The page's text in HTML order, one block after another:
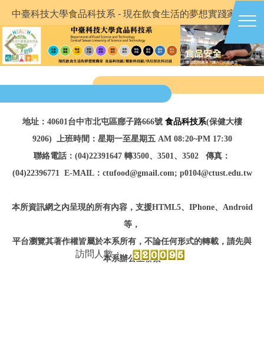
跳
到
主
要
內
中臺科技大學食品科技系 - 現在飲食生活的夢想實踐家
地址：40601台中市北屯區廍子路666號 食品科技系(保健大樓
9206)
上班時間：星期一至星期五 AM 08:20~PM 17:30
聯絡電話：(04)22391647 轉3500、3501、3502 傳真：
(04)22396771 E-MAIL：ctufood@gmail.com; p0104@ctust.edu.tw
本所資訊網之內呈現的所有內容， 支援HTML5、IPhone、Android
等 ，
平台瀏覽其著作權皆屬於本系所有，不論任何形式的轉載，請先與
本系辦公室聯繫